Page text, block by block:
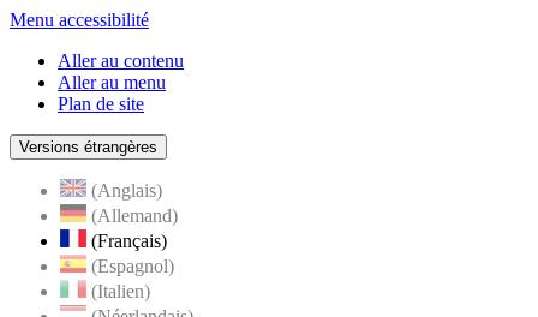
Menu accessibilité
Aller au contenu
Aller au menu
Plan de site
Versions étrangères
(Anglais)
(Allemand)
(Français)
(Espagnol)
(Italien)